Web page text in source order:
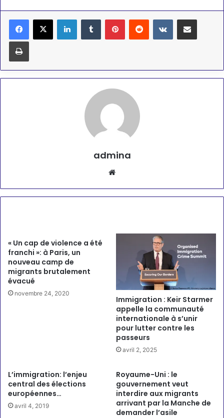
LinkedinTumblr PinterestReddit VKontaktePartager par email
Imprimer
admina
« Un cap de violence a été
franchi »: à Paris, un
nouveau camp de
migrants brutalement
évacué
novembre 24, 2020
Immigration : Keir Starmer
appelle la communauté
internationale à s’unir
pour lutter contre les
passeurs
avril 2, 2025
L’immigration: l’enjeu
central des élections
européennes…
avril 4, 2019
Royaume-Uni : le
gouvernement veut
interdire aux migrants
arrivant par la Manche de
demander l’asile